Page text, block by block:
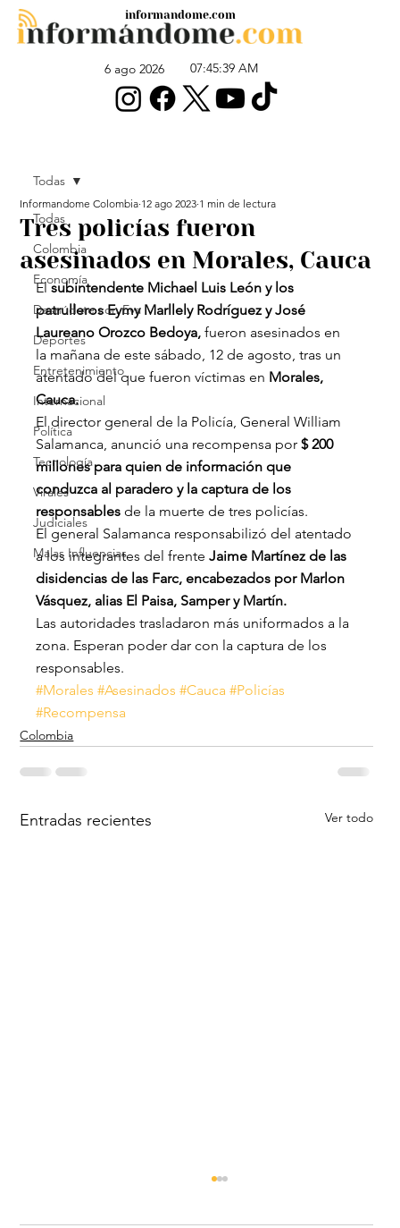
6 ago 2026 07:45:39 AM
informandome.com
Todas
Colombia
Economía
Desnúdate con Eva
Deportes
Entretenimiento
Internacional
Política
Tecnología
Virales
Judiciales
Malas Influencias
Todas
Tres policías fueron
asesinados en Morales, Cauca
Informandome Colombia 12 ago 2023 1 min de lectura
El subintendente Michael Luis León y los
patrulleros Eymy Marllely Rodríguez y José
Laureano Orozco Bedoya, fueron asesinados en
la mañana de este sábado, 12 de agosto, tras un
atentado del que fueron víctimas en Morales,
Cauca.
El director general de la Policía, General William
Salamanca, anunció una recompensa por $ 200
millones para quien de información que
conduzca al paradero y la captura de los
responsables de la muerte de tres policías.
El general Salamanca responsabilizó del atentado
a los integrantes del frente Jaime Martínez de las
disidencias de las Farc, encabezados por Marlon
Vásquez, alias El Paisa, Samper y Martín.
Las autoridades trasladaron más uniformados a la
zona. Esperan poder dar con la captura de los
responsables.
#Morales #Asesinados #Cauca #Policías
#Recompensa
Colombia
Entradas recientes Ver todo